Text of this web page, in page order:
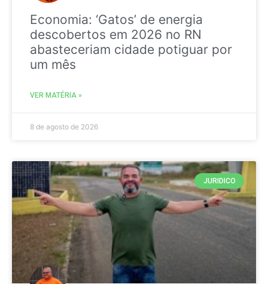
Economia: ‘Gatos’ de energia
descobertos em 2026 no RN
abasteceriam cidade potiguar por
um mês
VER MATÉRIA »
8 de agosto de 2026
JURIDICO